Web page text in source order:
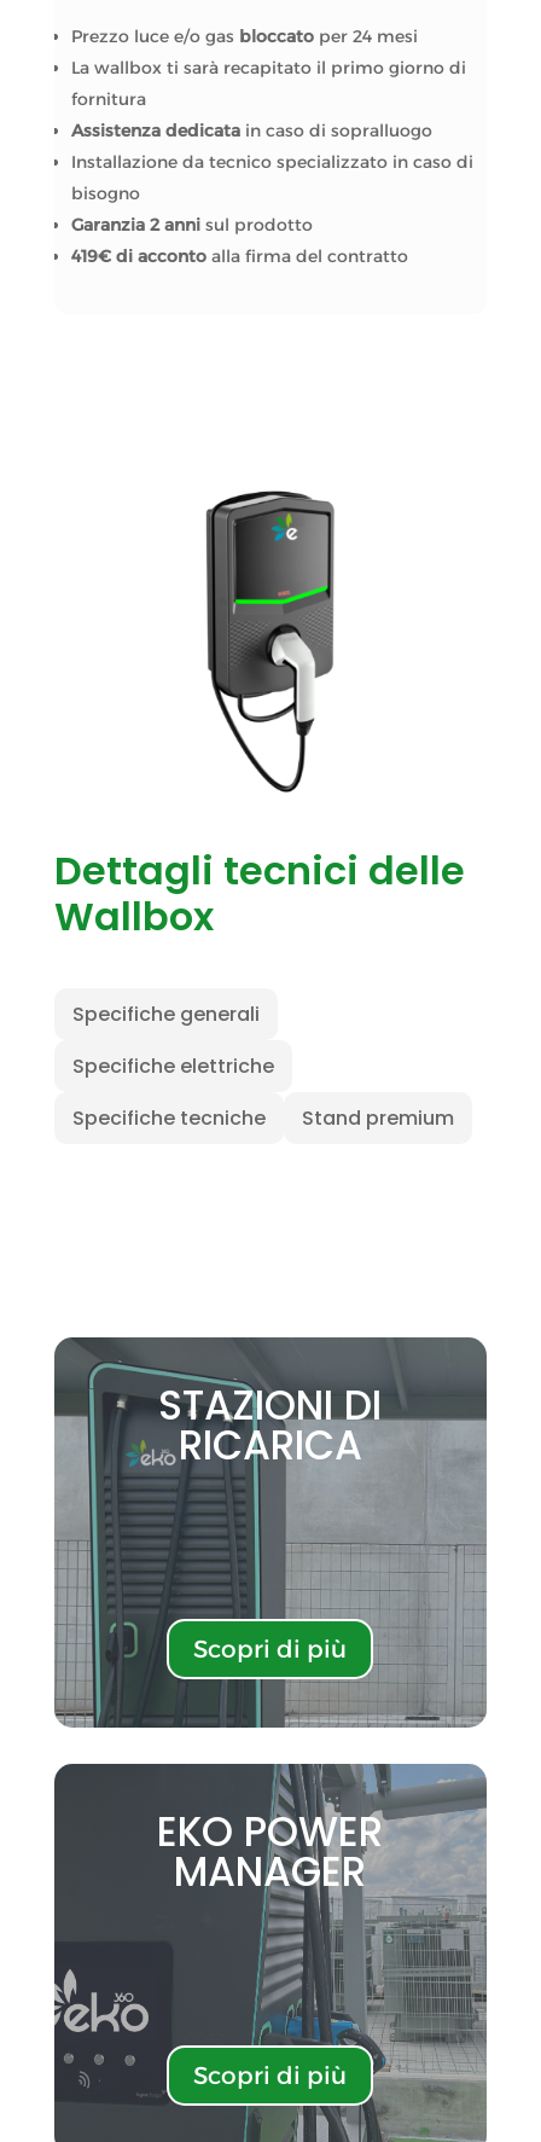
Prezzo luce e/o gas bloccato per 24 mesi
La wallbox ti sarà recapitato il primo giorno di
fornitura
Assistenza dedicata in caso di sopralluogo
Installazione da tecnico specializzato in caso di
bisogno
Garanzia 2 anni sul prodotto
419€ di accontoalla firma del contratto
Dettagli tecnici delle
Wallbox
Specifiche generali
Specifiche elettriche
Specifiche tecniche
Stand premium
STAZIONI DI
RICARICA
Scopri di più
EKO POWER
MANAGER
Scopri di più